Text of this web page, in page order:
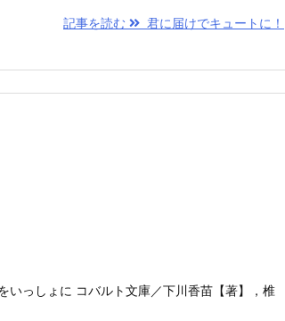
記事を読む 君に届けでキュートに！
いっしょに コバルト文庫／下川香苗【著】，椎